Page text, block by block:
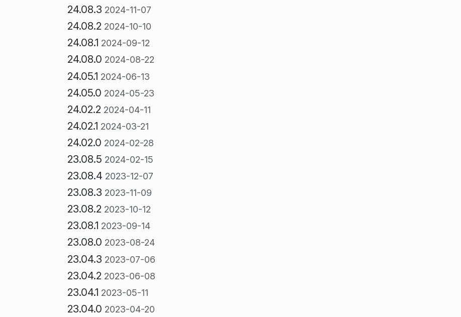
24.08.3 2024-11-07
24.08.2 2024-10-10
24.08.1 2024-09-12
24.08.0 2024-08-22
24.05.1 2024-06-13
24.05.0 2024-05-23
24.02.2 2024-04-11
24.02.1 2024-03-21
24.02.0 2024-02-28
23.08.5 2024-02-15
23.08.4 2023-12-07
23.08.3 2023-11-09
23.08.2 2023-10-12
23.08.1 2023-09-14
23.08.0 2023-08-24
23.04.3 2023-07-06
23.04.2 2023-06-08
23.04.1 2023-05-11
23.04.0 2023-04-20